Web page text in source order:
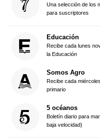
Una selección de los
para suscriptores
Educación
Recibe cada lunes
la Educación
Somos Agro
Recibe cada
primario
5 océanos
Boletín diario para
baja velocidad)